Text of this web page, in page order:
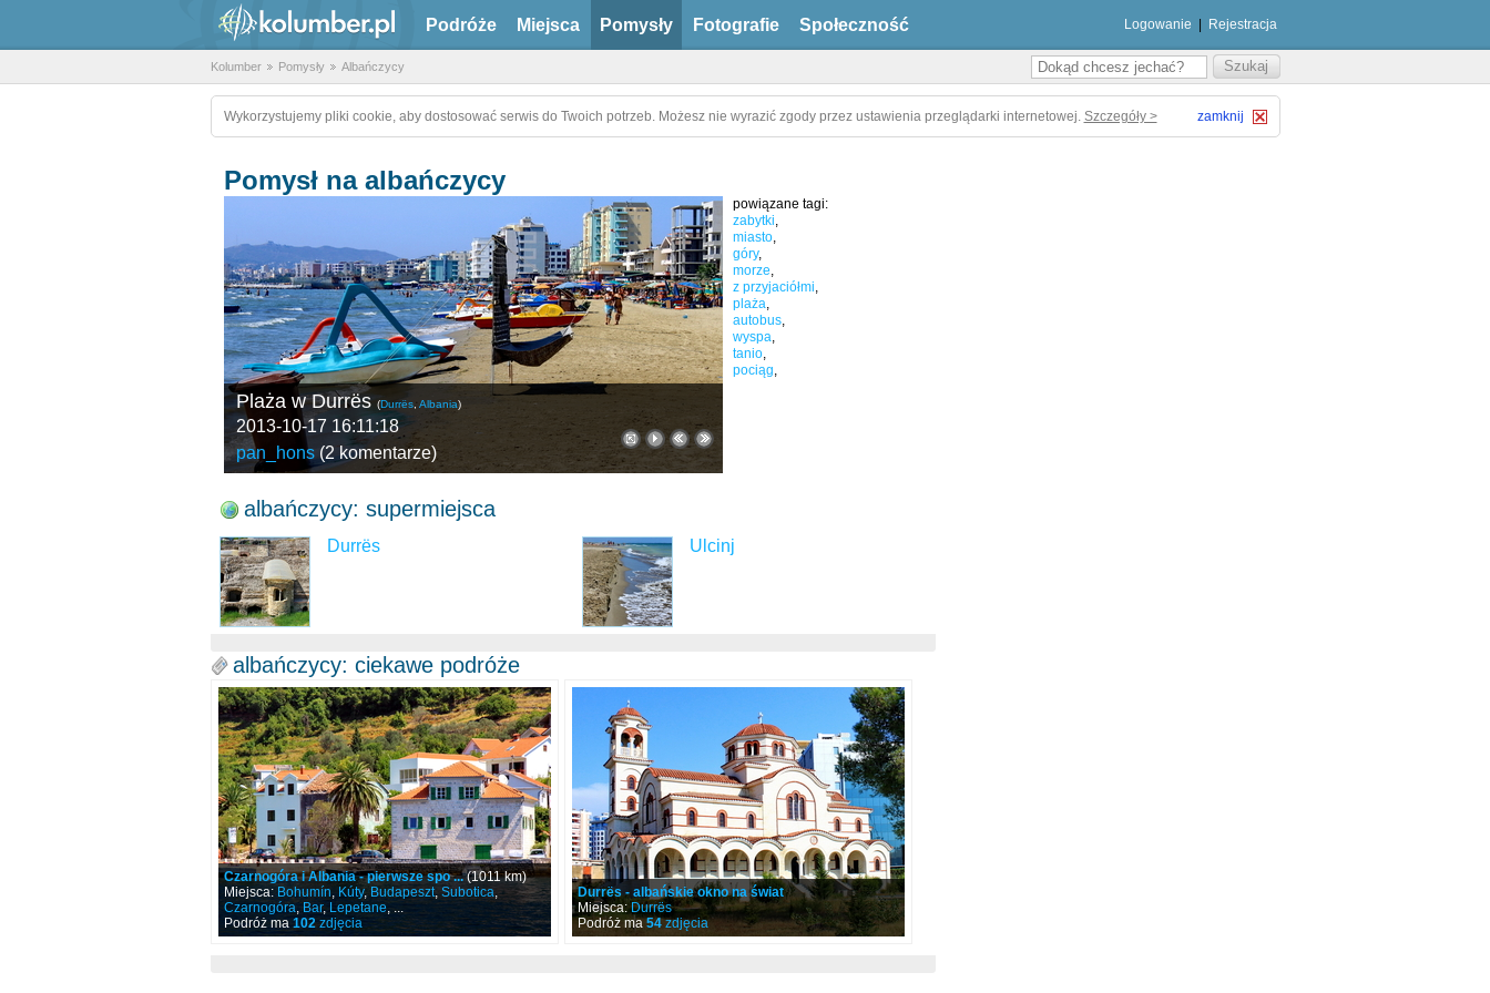
Podróże Miejsca Pomysły Fotografie Społeczność Logowanie Rejestracja
Kolumber Pomysły Albańczycy
Wykorzystujemy pliki cookie, aby dostosować serwis do Twoich potrzeb. Możesz nie wyrazić zgody przez ustawienia przeglądarki internetowej. Szczegóły > zamknij
Pomysł na albańczycy
powiązane tagi:
zabytki,
miasto,
góry,
morze,
z przyjaciółmi,
plaża,
autobus,
wyspa,
tanio,
pociąg,
Plaża w Durrës (Durrës, Albania)
2013-10-17 16:11:18
pan_hons(2 komentarze)
albańczycy: supermiejsca
Durrës Ulcinj
albańczycy: ciekawe podróże
Czarnogóra i Albania - pierwsze spo ...(1011 km)
Miejsca: Bohumín, Kúty, Budapeszt, Subotica,
Czarnogóra, Bar, Lepetane, ...
Podróż ma 102zdjęcia
Durrës - albańskie okno na świat
Miejsca:Durrës
Podróż ma 54zdjęcia